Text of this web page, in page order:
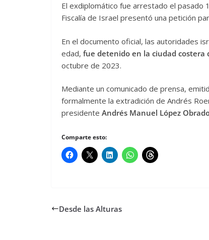
El exdiplomático fue arrestado el pasado
Fiscalía de Israel presentó una petición
En el documento oficial, las autoridades
edad, fue detenido en la ciudad costera
octubre de 2023.
Mediante un comunicado de prensa,
formalmente la extradición de Andrés
presidente Andrés Manuel López
Comparte esto:
Desde las Alturas